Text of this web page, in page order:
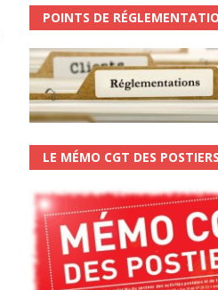
POINTS DE
LE MÉMO CGT DES